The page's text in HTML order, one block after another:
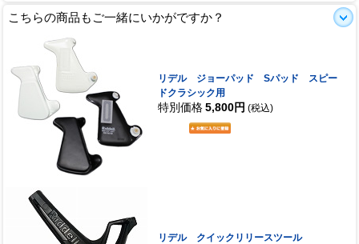
こちらの商品もご一緒にいかがですか？
リデル ジョーパッド Sパッド スピー
ドクラシック用
特別価格 5,800円 (税込)
リデル クイックリリースツール